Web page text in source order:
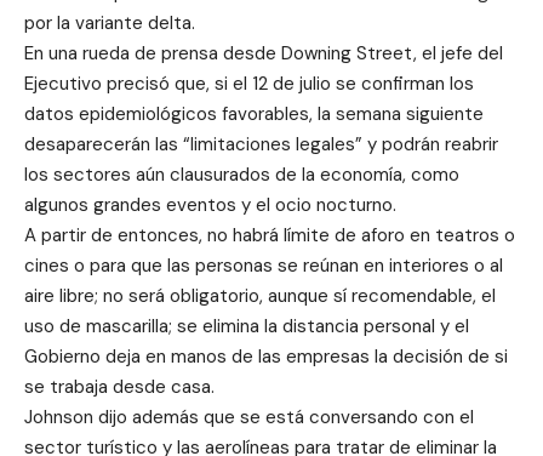
por la variante delta.
En una rueda de prensa desde Downing Street, el jefe del
Ejecutivo precisó que, si el 12 de julio se confirman los
datos epidemiológicos favorables, la semana siguiente
desaparecerán las “limitaciones legales” y podrán reabrir
los sectores aún clausurados de la economía, como
algunos grandes eventos y el ocio nocturno.
A partir de entonces, no habrá límite de aforo en teatros o
cines o para que las personas se reúnan en interiores o al
aire libre; no será obligatorio, aunque sí recomendable, el
uso de mascarilla; se elimina la distancia personal y el
Gobierno deja en manos de las empresas la decisión de si
se trabaja desde casa.
Johnson dijo además que se está conversando con el
sector turístico y las aerolíneas para tratar de eliminar la